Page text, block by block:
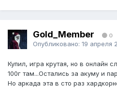
Gold_Member 0
Опубликовано: 19 апреля
Купил, игра крутая, но в онлайн
100г там...Остались за акуму и
Но аркада эта в сто раз